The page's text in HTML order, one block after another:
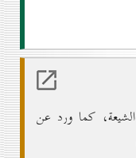
الشيعة، كما ورد عن